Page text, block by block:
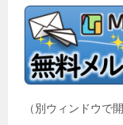
（別ウィンドウで